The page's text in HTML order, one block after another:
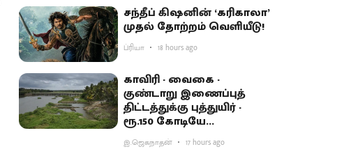
சந்தீப் கிஷனின் ‘கரிகாலா’
முதல் தோற்றம் வெளியீடு!
ப்ரியா 18 hours ago
காவிரி - வைகை -
குண்டாறு இணைப்புத்
திட்டத்துக்கு புத்துயிர் -
ரூ.150 கோடியே
ஒதுக்கியதால் விவசாயிகள்
ஏமாற்றம்
இ.ஜெகநாதன் 17 hours ago